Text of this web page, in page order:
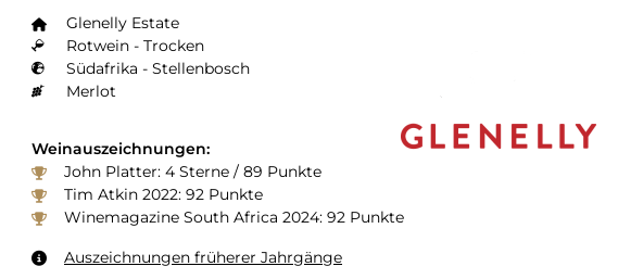
Glenelly Estate
Rotwein - Trocken
Südafrika - Stellenbosch
Merlot
Weinauszeichnungen:
John Platter: 4 Sterne / 89 Punkte
Tim Atkin 2022: 92 Punkte
Winemagazine South Africa 2024: 92 Punkte
Auszeichnungen früherer Jahrgänge